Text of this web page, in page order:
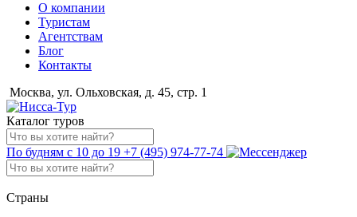
О компании
Туристам
Агентствам
Блог
Контакты
Москва, ул. Ольховская, д. 45, стр. 1
Каталог туров
По будням с 10 до 19 +7 (495) 974-77-74
Страны